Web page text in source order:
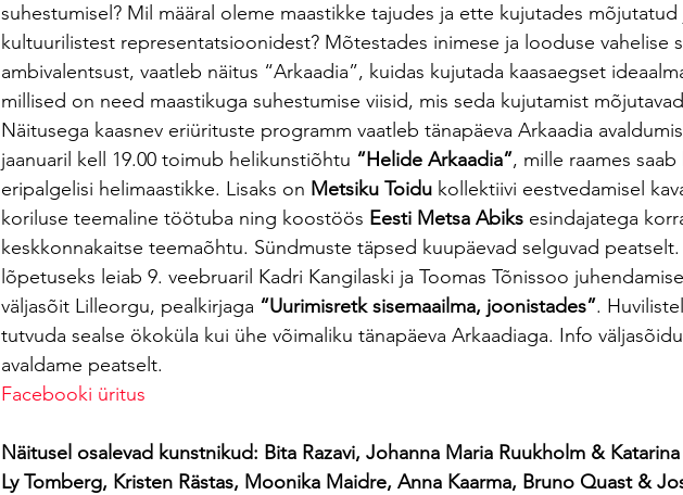
suhestumisel? Mil määral oleme maastikke tajudes ja ette kujutades
kultuurilistest representatsioonidest? Mõtestades inimese ja looduse vahelise
ambivalentsust, vaatleb näitus “Arkaadia”, kuidas kujutada kaasaegset
millised on need maastikuga suhestumise viisid, mis seda kujutamist
Näitusega kaasnev eriürituste programm vaatleb tänapäeva Arkaadia
jaanuaril kell 19.00 toimub helikunstiõhtu “Helide Arkaadia”, mille raames
eripalgelisi helimaastikke. Lisaks on Metsiku Toidu kollektiivi eestvedamisel
koriluse teemaline töötuba ning koostöös Eesti Metsa Abiks esindajatega
keskkonnakaitse teemaõhtu. Sündmuste täpsed kuupäevad selguvad
lõpetuseks leiab 9. veebruaril Kadri Kangilaski ja Toomas Tõnissoo
väljasõit Lilleorgu, pealkirjaga “Uurimisretk sisemaailma, joonistades”.
tutvuda sealse ökoküla kui ühe võimaliku tänapäeva Arkaadiaga. Info
avaldame peatselt.
Facebooki üritus
Näitusel osalevad kunstnikud: Bita Razavi, Johanna Maria Ruukholm &
Ly Tomberg, Kristen Rästas, Moonika Maidre, Anna Kaarma, Bruno Quast &